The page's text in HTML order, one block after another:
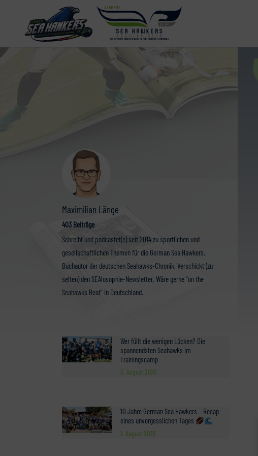
Maximilian Länge
403 Beiträge
Schreibt und podcastet(e) seit 2014 zu sportlichen und
gesellschaftlichen Themen für die German Sea Hawkers.
Buchautor der deutschen Seahawks-Chronik. Verschickt (zu
selten) den SEAlosophie-Newsletter. Wäre gerne "on the
Seahawks Beat" in Deutschland.
Wer füllt die wenigen Lücken? Die
spannendsten Seahawks im
Trainingscamp
3. August 2026
10 Jahre German Sea Hawkers – Recap
eines unvergesslichen Tages
1. August 2026